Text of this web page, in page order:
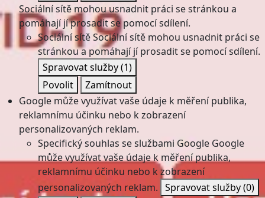
Sociální sítě mohou usnadnit práci se stránkou a
pomáhají jí prosadit se pomocí sdílení.
Sociální sítěSociální sítě mohou usnadnit práci se
stránkou a pomáhají jí prosadit se pomocí sdílení.
Spravovat služby(1)
Povolit
Zamítnout
Google může využívat vaše údaje k měření publika,
reklamnímu účinku nebo k zobrazení
personalizovaných reklam.
Specifický souhlas se službami Google Google
může využívat vaše údaje k měření publika,
reklamnímu účinku nebo k zobrazení
personalizovaných reklam. Spravovat služby(0)